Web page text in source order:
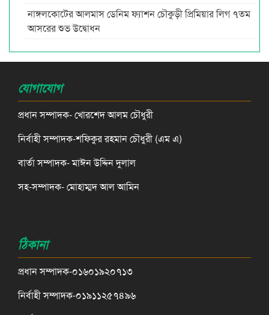
নাঙ্গলকোটের আলমাস ডেনিম ফ্যাশন চৌকুড়ী প্রিমিয়ার লিগ ৭তম
আসরের শুভ উদ্বোধন
যোগাযোগ
প্রধান সম্পাদক- খোরশেদ আলম চৌধুরী
নির্বাহী সম্পাদক-শফিকুর রহমান চৌধুরী (এম এ)
বার্তা সম্পাদক- মাঈন উদ্দিন দুলাল
সহ-সম্পাদক- মোহাম্মদ আল আমিন
ঠিকানা
প্রধান সম্পাদক-০১৬০১৯২০৭১৩
নির্বাহী সম্পাদক-০১৯১১২৫৭৪৯৬